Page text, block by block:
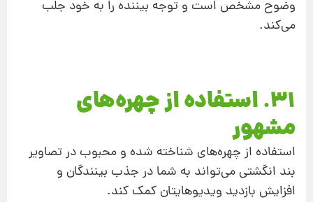
وضوح مشخص است و توجه بیننده را به خود جلب
می‌کند.
31. استفاده از چهره‌های
مشهور
استفاده از چهره‌های شناخته شده و محبوب در تصاویر
بند انگشتی می‌تواند به شما در جذب بینندگان و
افزایش بازدید ویدیوهایتان کمک کند.